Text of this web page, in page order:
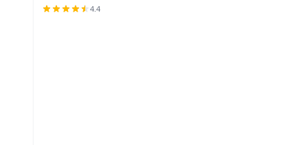
4.4